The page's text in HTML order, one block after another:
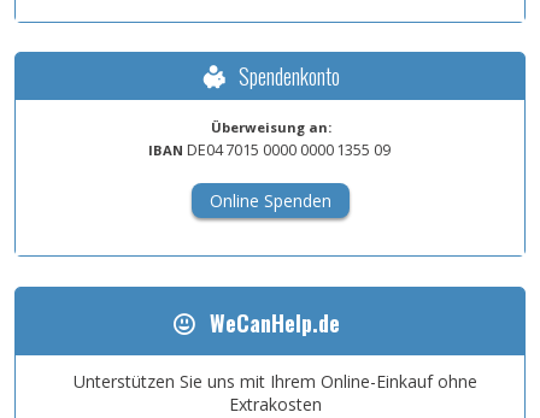
Spendenkonto
Überweisung an:
IBAN DE047015 0000 0000 1355 09
Online Spenden
WeCanHelp.de
Unterstützen Sie uns mit Ihrem Online-Einkauf ohne
Extrakosten